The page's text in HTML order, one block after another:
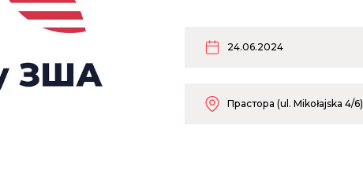
24.06.2024
Прастора (ul. Mikołajska 4/6)